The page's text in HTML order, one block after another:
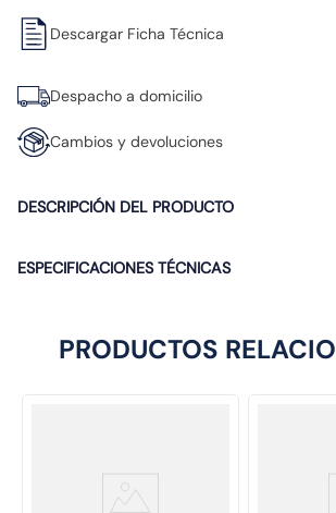
Descargar Ficha Técnica
Despacho a domicilio
Cambios y devoluciones
DESCRIPCIÓN DEL PRODUCTO
ESPECIFICACIONES TÉCNICAS
PRODUCTOS